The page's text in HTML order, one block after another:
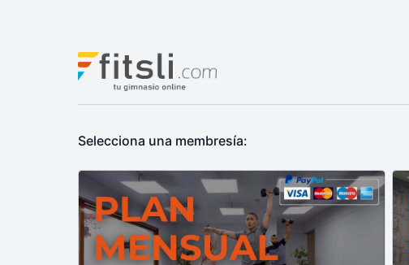
Selecciona una membresía: